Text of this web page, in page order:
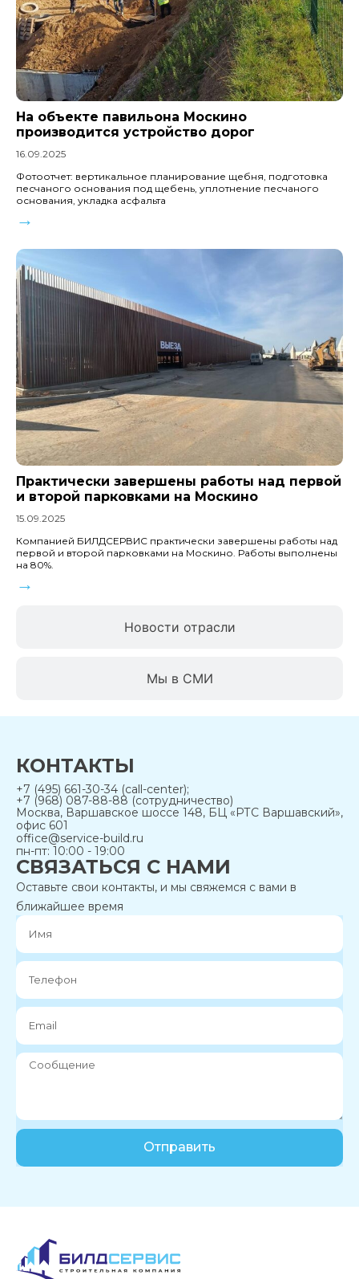
Новости отрасли
Мы в СМИ
На объекте павильона Москино
производится устройство дорог
16.09.2025
Фотоотчет: вертикальное планирование щебня, подготовка
песчаного основания под щебень, уплотнение песчаного
основания, укладка асфальта
→
Практически завершены работы над первой
и второй парковками на Москино
15.09.2025
Компанией БИЛДСЕРВИС практически завершены работы над
первой и второй парковками на Москино. Работы выполнены
на 80%.
→
КОНТАКТЫ
+7 (495) 661-30-34 (call-center);
+7 (968) 087-88-88 (сотрудничество)
Москва, Варшавское шоссе 148, БЦ «РТС Варшавский»,
офис 601
office@service-build.ru
пн-пт: 10:00 - 19:00
СВЯЗАТЬСЯ С НАМИ
Оставьте свои контакты, и мы свяжемся с вами в
ближайшее время
Отправить